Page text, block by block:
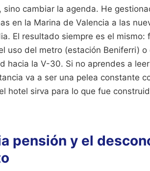
cambiar la agenda. He
en la Marina de Valencia a las
El resultado siempre es el mismo:
uso del metro (estación Beniferri) o
hacia la V-30. Si no aprendes a
va a ser una pelea constante
hotel sirva para lo que fue
pensión y el